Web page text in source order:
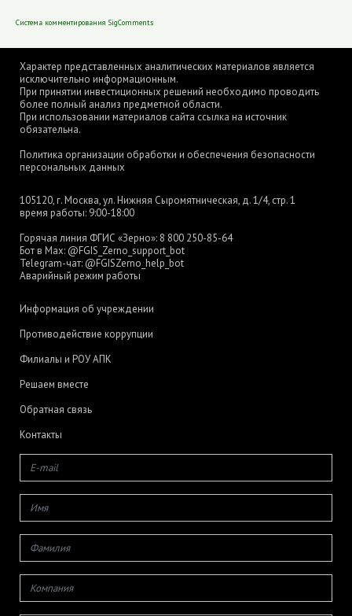
Характер представленных аналитических материалов является
исключительно информационным.
При принятии инвестиционных решений необходимо проводить
более полный анализ предметной области.
При использовании материалов сайта ссылка на источник
обязательна.
Политика организации обработки и обеспечения безопасности
персональных данных
105120, г. Москва, ул. Нижняя Сыромятническая, д. 1/4, стр. 1
время работы: 9:00-18:00
Горячая линия ФГИС «Зерно»: 8 800 250-85-64
Бот в Max: @FGIS_Zerno_support_bot
Telegram-чат: @FGISZerno_help_bot
Аварийный режим работы
Информация об учреждении
Противодействие коррупции
Филиалы и РОУ АПК
Решаем вместе
Обратная связь
Контакты